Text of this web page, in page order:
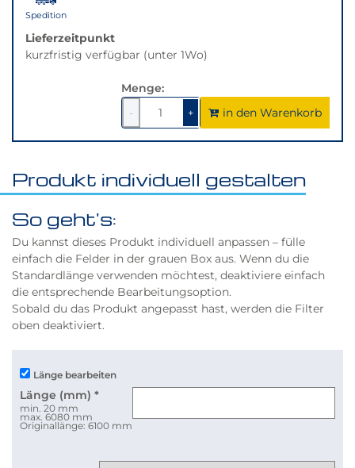
Alternative
der
gewünschten
Spedition
Lieferzeitpunkt
kurzfristig verfügbar (unter 1Wo)
Menge:
-
1
verringern
+1um
1
erhöhen
in den Warenkorb
Produkt individuell gestalten
So geht's:
Du kannst dieses Produkt individuell anpassen – fülle
einfach die Felder in der grauen Box aus. Wenn du die
Standardlänge verwenden möchtest, deaktiviere einfach
die entsprechende Bearbeitungsoption.
Sobald du das Produkt angepasst hast, werden die Filter
oben deaktiviert.
Länge bearbeiten
Länge (mm) *
min. 20 mm
max. 6080 mm
Originallänge: 6100 mm